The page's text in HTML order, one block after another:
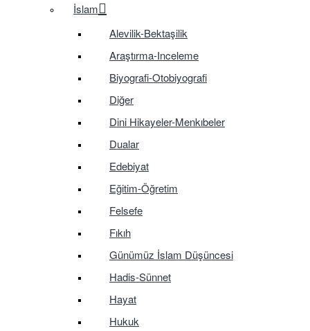
İslam
Alevilik-Bektaşilik
Araştırma-Inceleme
Biyografi-Otobiyografi
Diğer
Dini Hikayeler-Menkıbeler
Dualar
Edebiyat
Eğitim-Öğretim
Felsefe
Fıkıh
Günümüz İslam Düşüncesi
Hadis-Sünnet
Hayat
Hukuk